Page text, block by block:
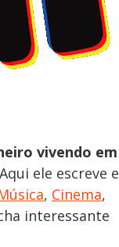
vivendo em
ele escreve e
, Cinema,
interessante